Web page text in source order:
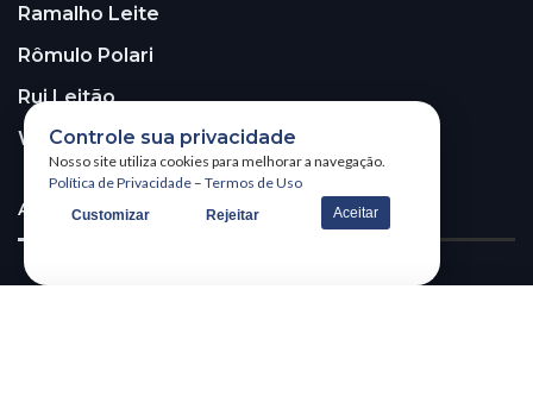
Ramalho Leite
Rômulo Polari
Rui Leitão
Walter Santos
ASSINE A NOSSA NEWSLETTER!
Controle sua privacidade
Nosso site utiliza cookies para melhorar a navegação.
Política de Privacidade – Termos de Uso
Customizar Rejeitar Aceitar